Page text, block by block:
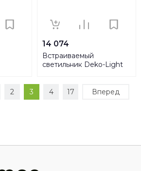
14 074
Встраиваемый
светильник Deko-Light
2 3 4 17 Вперед